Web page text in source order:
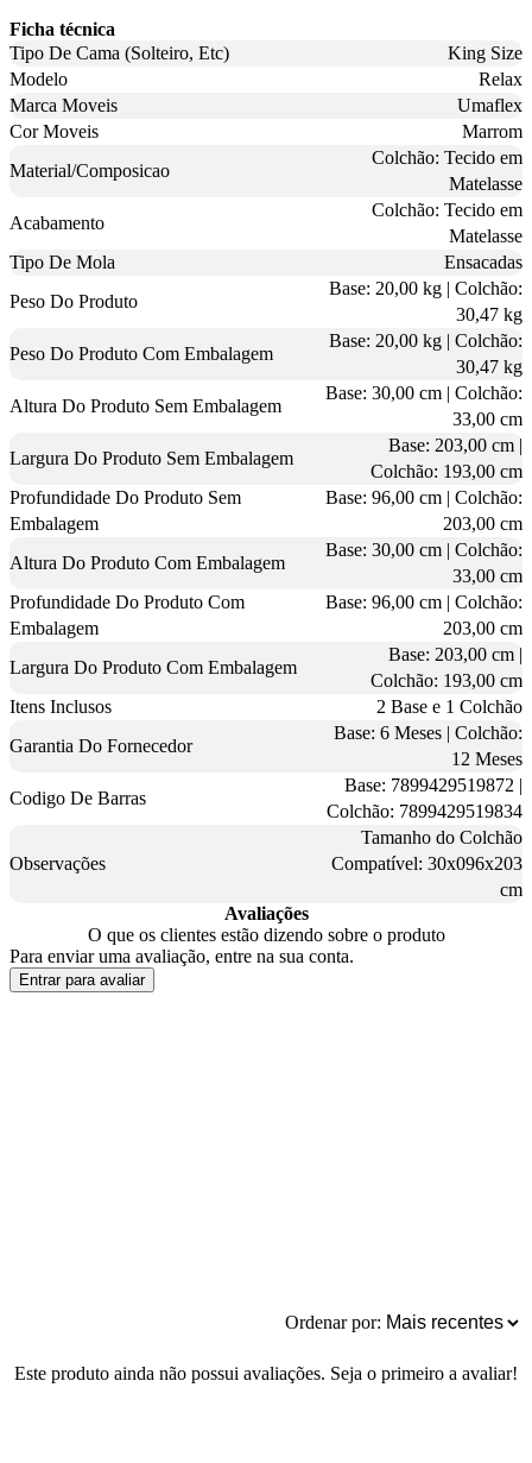
Ficha técnica
Tipo De Cama (Solteiro, Etc)
King Size
Modelo
Relax
Marca Moveis
Umaflex
Cor Moveis
Marrom
Material/Composicao
Colchão: Tecido em
Matelasse
Acabamento
Colchão: Tecido em
Matelasse
Tipo De Mola
Ensacadas
Peso Do Produto
Base: 20,00 kg | Colchão:
30,47 kg
Peso Do Produto Com Embalagem
Base: 20,00 kg | Colchão:
30,47 kg
Altura Do Produto Sem Embalagem
Base: 30,00 cm | Colchão:
33,00 cm
Largura Do Produto Sem Embalagem
Base: 203,00 cm |
Colchão: 193,00 cm
Profundidade Do Produto Sem
Embalagem
Base: 96,00 cm | Colchão:
203,00 cm
Altura Do Produto Com Embalagem
Base: 30,00 cm | Colchão:
33,00 cm
Profundidade Do Produto Com
Embalagem
Base: 96,00 cm | Colchão:
203,00 cm
Largura Do Produto Com Embalagem
Base: 203,00 cm |
Colchão: 193,00 cm
Itens Inclusos
2 Base e 1 Colchão
Garantia Do Fornecedor
Base: 6 Meses | Colchão:
12 Meses
Codigo De Barras
Base: 7899429519872 |
Colchão: 7899429519834
Observações
Tamanho do Colchão
Compatível: 30x096x203
cm
Avaliações
O que os clientes estão dizendo sobre o produto
Para enviar uma avaliação, entre na sua conta.
Entrar para avaliar
Ordenar por:
Este produto ainda não possui avaliações. Seja o primeiro a avaliar!